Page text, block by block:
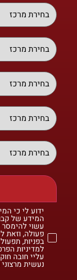
ידוע לי כי
המידע של
עשוי
פעולה, וזאת
בפניות,
למדיניות
עליי חובה
נעשית